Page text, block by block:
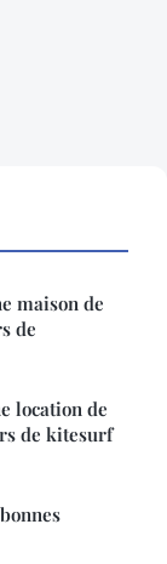
maison de
de
location de
de kitesurf